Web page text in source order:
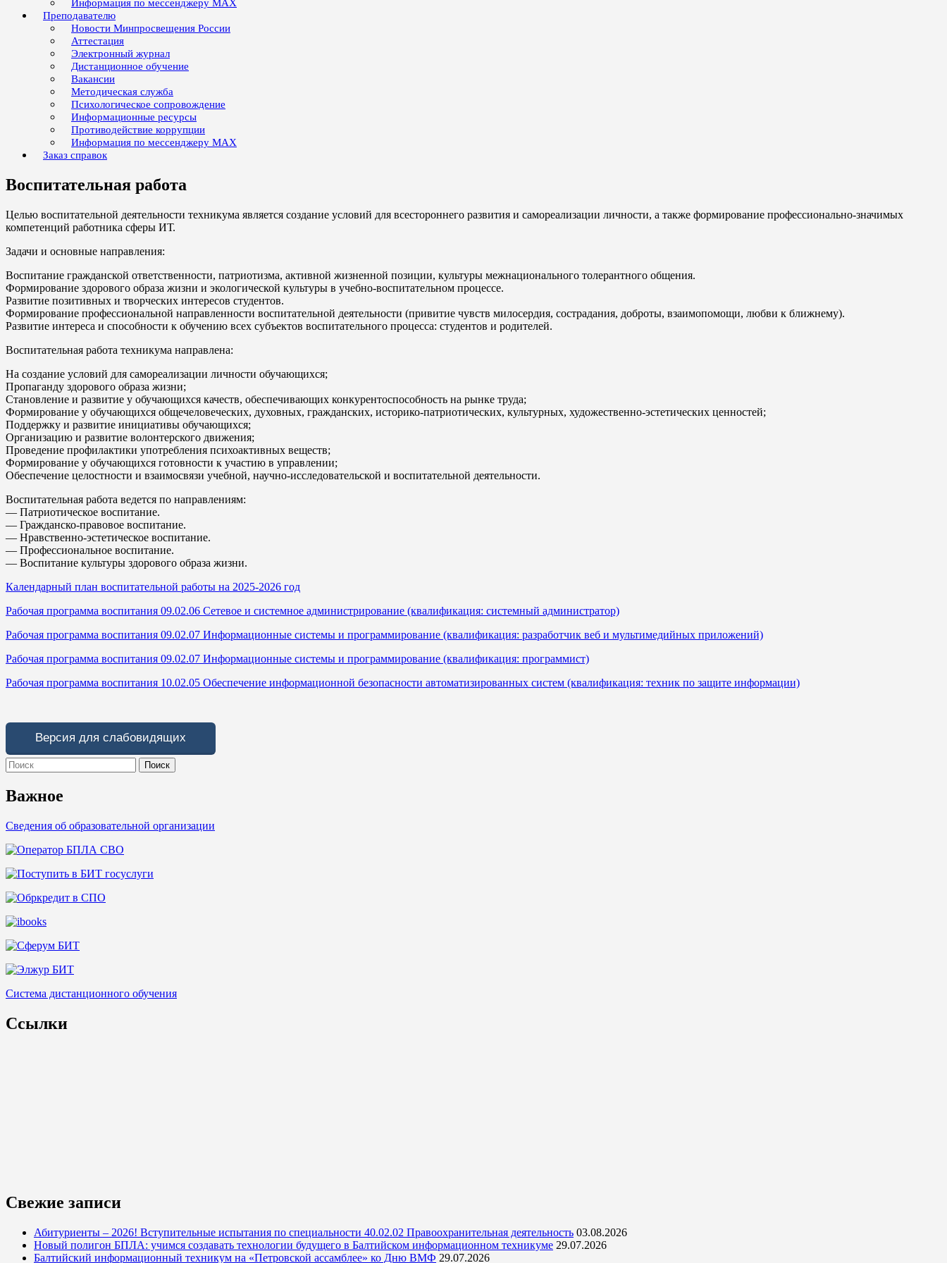
Информация по мессенджеру MAX
Преподавателю
Новости Минпросвещения России
Аттестация
Электронный журнал
Дистанционное обучение
Вакансии
Методическая служба
Психологическое сопровождение
Информационные ресурсы
Противодействие коррупции
Информация по мессенджеру MAX
Заказ справок
Воспитательная работа
Целью воспитательной деятельности техникума является создание условий для всестороннего развития и самореализации личности, а также формирование профессионально-значимых
компетенций работника сферы ИТ.
Задачи и основные направления:
Воспитание гражданской ответственности, патриотизма, активной жизненной позиции, культуры межнационального толерантного общения.
Формирование здорового образа жизни и экологической культуры в учебно-воспитательном процессе.
Развитие позитивных и творческих интересов студентов.
Формирование профессиональной направленности воспитательной деятельности (привитие чувств милосердия, сострадания, доброты, взаимопомощи, любви к ближнему).
Развитие интереса и способности к обучению всех субъектов воспитательного процесса: студентов и родителей.
Воспитательная работа техникума направлена:
На создание условий для самореализации личности обучающихся;
Пропаганду здорового образа жизни;
Становление и развитие у обучающихся качеств, обеспечивающих конкурентоспособность на рынке труда;
Формирование у обучающихся общечеловеческих, духовных, гражданских, историко-патриотических, культурных, художественно-эстетических ценностей;
Поддержку и развитие инициативы обучающихся;
Организацию и развитие волонтерского движения;
Проведение профилактики употребления психоактивных веществ;
Формирование у обучающихся готовности к участию в управлении;
Обеспечение целостности и взаимосвязи учебной, научно-исследовательской и воспитательной деятельности.
Воспитательная работа ведется по направлениям:
— Патриотическое воспитание.
— Гражданско-правовое воспитание.
— Нравственно-эстетическое воспитание.
— Профессиональное воспитание.
— Воспитание культуры здорового образа жизни.
Календарный план воспитательной работы на 2025-2026 год
Рабочая программа воспитания 09.02.06 Сетевое и системное администрирование (квалификация: системный администратор)
Рабочая программа воспитания 09.02.07 Информационные системы и программирование (квалификация: разработчик веб и мультимедийных приложений)
Рабочая программа воспитания 09.02.07 Информационные системы и программирование (квалификация: программист)
Рабочая программа воспитания 10.02.05 Обеспечение информационной безопасности автоматизированных систем (квалификация: техник по защите информации)
Версия для слабовидящих
Search
for:
Важное
Сведения об образовательной организации
Система дистанционного обучения
Ссылки
Свежие записи
Абитуриенты – 2026! Вступительные испытания по специальности 40.02.02 Правоохранительная деятельность 03.08.2026
Новый полигон БПЛА: учимся создавать технологии будущего в Балтийском информационном техникуме 29.07.2026
Балтийский информационный техникум на «Петровской ассамблее» ко Дню ВМФ 29.07.2026